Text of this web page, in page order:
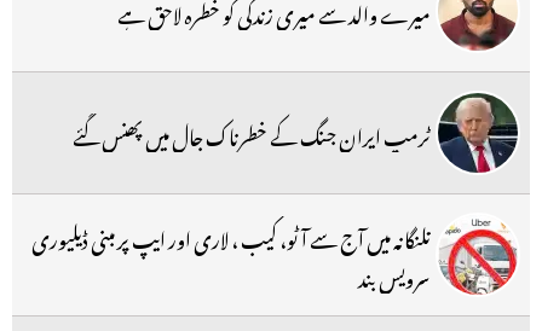
میرے والد سے میری زندگی کو خطرہ لاحق ہے
ٹرمپ ایران جنگ کے خطرناک جال میں پھنس گئے
تلنگانہ میں آج سے آٹو، کیب ، لاری اور ایپ پر مبنی ڈیلیوری
سرویس بند